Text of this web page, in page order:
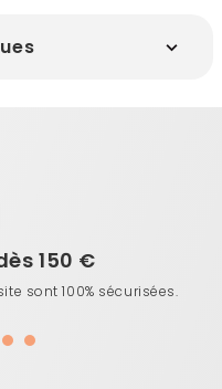
150 €
sont 100% sécurisées.